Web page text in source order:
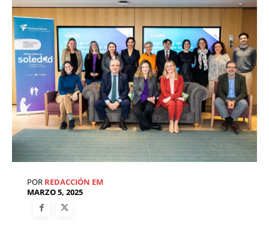
POR REDACCIÓN EM
MARZO 5, 2025